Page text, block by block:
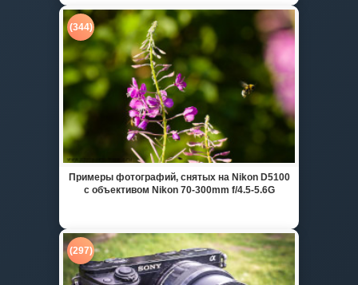
(344)
Примеры фотографий, снятых на Nikon D5100
с объективом Nikon 70-300mm f/4.5-5.6G
(297)